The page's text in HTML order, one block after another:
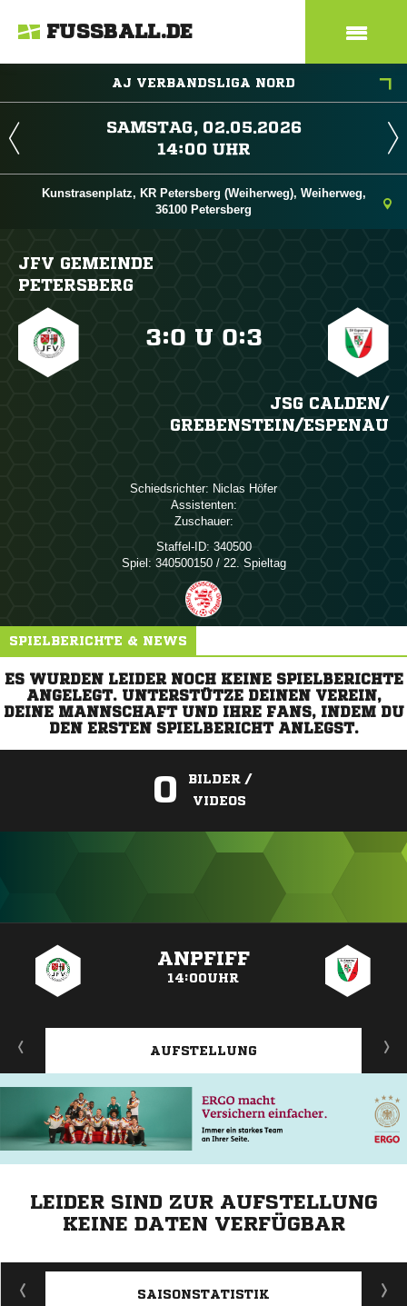
FUSSBALL.DE
AJ VERBANDSLIGA NORD
 
 
Kunstrasenplatz, KR Petersberg (Weiherweg), Weiherweg,
36100 Petersberg
JFV GEMEINDE
PETERSBERG
: U :
JSG CALDEN/​
GREBENSTEIN/​ESPENAU
Schiedsrichter:  
Assistenten:
Zuschauer:
Staffel-ID: 340500
Spiel: 340500150 / 22. Spieltag
SPIELBERICHTE & NEWS
ES WURDEN LEIDER NOCH KEINE SPIELBERICHTE
ANGELEGT. UNTERSTÜTZE DEINEN VEREIN,
DEINE MANNSCHAFT UND IHRE FANS, INDEM DU
DEN ERSTEN SPIELBERICHT ANLEGST.
0
BILDER /
VIDEOS
ANPFIFF
14:00UHR
AUFSTELLUNG
LEIDER SIND ZUR AUFSTELLUNG
KEINE DATEN VERFÜGBAR
ANZEIGE
SAISONSTATISTIK